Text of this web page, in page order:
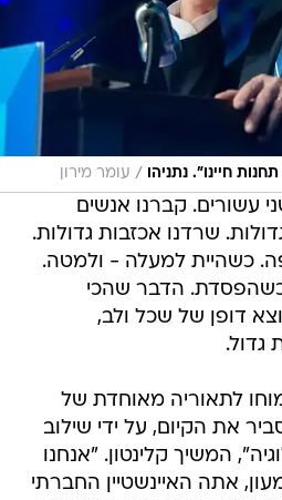
חיינו". נתניהו / עומר מירון
עשורים. קברנו אנשים
שרדנו אכזבות גדולות.
כשהיית למעלה - ולמטה.
הדבר שהכי
דופן של שכל ולב,
גדול.
לתאוריה מאוחדת של
את הקיום, על ידי שילוב
המשיך קלינטון. "אנחנו
אתה האיינשטיין החברתי